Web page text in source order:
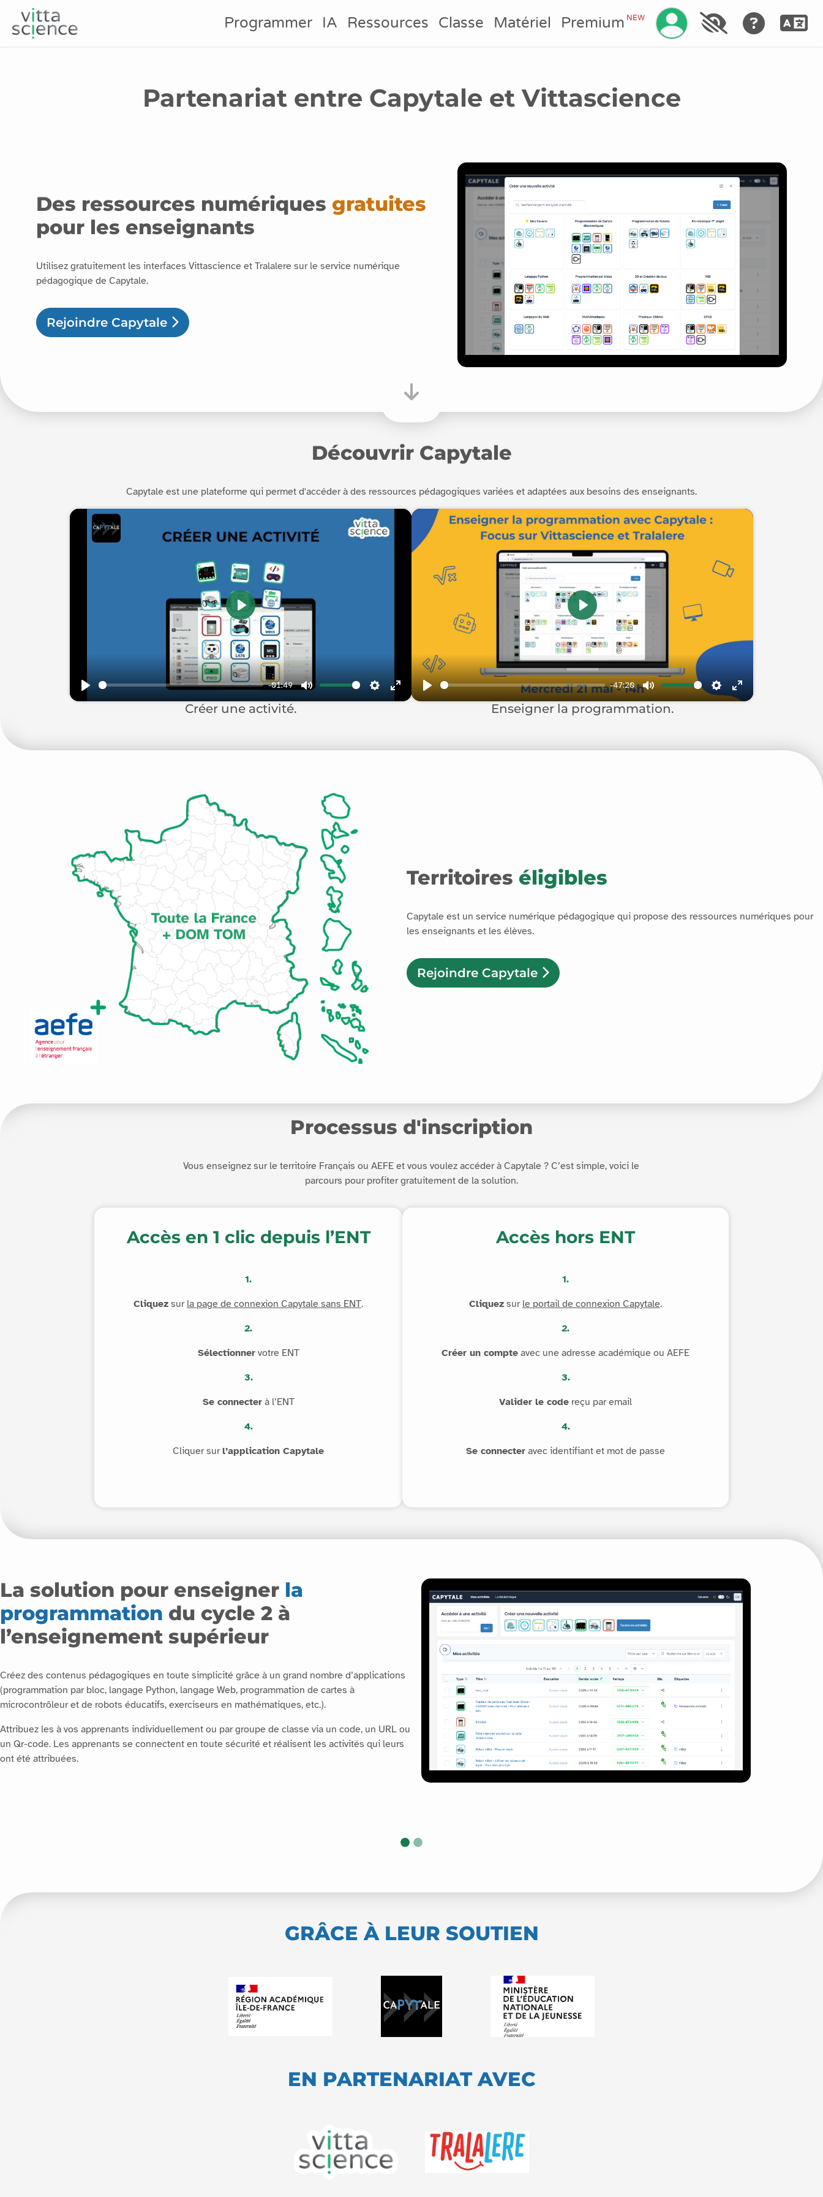
Programmer IA Ressources Classe Matériel PremiumNEW Gérez votre compte
Partenariat entre Capytale et Vittascience
Des ressources numériquesgratuites
pour les enseignants
Utilisez gratuitement les interfaces Vittascience et Tralalere sur le service numérique
pédagogique de Capytale.
Rejoindre Capytale
Découvrir Capytale
Capytale est une plateforme qui permet d'accéder à des ressources pédagogiques variées et adaptées aux besoins des enseignants.
Play
-01:49
Mute Settings
Enter
Play
Créer une activité.
Play
-47:20
Mute Settings
Enter
Play
Enseigner la programmation.
Territoires éligibles
Capytale est un service numérique pédagogique qui propose des ressources numériques pour
les enseignants et les élèves.
Rejoindre Capytale
Processus d'inscription
Vous enseignez sur le territoire Français ou AEFE et vous voulez accéder à Capytale ? C’est simple, voici le
parcours pour profiter gratuitement de la solution.
Accès en 1 clic depuis l’ENT
1.
Cliquez sur la page de connexion Capytale sans ENT.
2.
Sélectionnervotre ENT
3.
Se connecterà l’ENT
4.
Cliquer surl’application Capytale
Accès hors ENT
1.
Cliquez sur le portail de connexion Capytale.
2.
Créer un compte avec une adresse académique ou AEFE
3.
Valider le code reçu par email
4.
Se connecter avec identifiant et mot de passe
La solution pour enseigner la
programmation du cycle 2 à
l’enseignement supérieur
Partager avec la communauté vos activités dans la bibliothèque de Capytale.
Adapter aux besoins des enseignants plusieurs milliers d’activités libres et réutilisable dans la
GRÂCE À LEUR SOUTIEN
EN PARTENARIAT AVEC